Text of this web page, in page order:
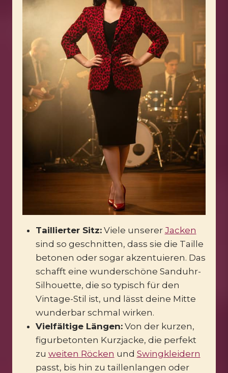
Taillierter Sitz:Viele unserer Jacken
sind so geschnitten, dass sie die Taille
betonen oder sogar akzentuieren. Das
schafft eine wunderschöne Sanduhr-
Silhouette, die so typisch für den
Vintage-Stil ist, und lässt deine Mitte
wunderbar schmal wirken.
Vielfältige Längen:Von der kurzen,
figurbetonten Kurzjacke, die perfekt
zu weiten Röcken und Swingkleidern
passt, bis hin zu taillenlangen oder